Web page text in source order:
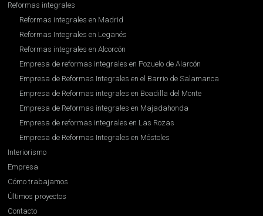
Reformas integrales
Reformas integrales en Madrid
Reformas Integrales en Leganés
Reformas integrales en Alcorcón
Empresa de reformas integrales en Pozuelo de Alarcón
Empresa de Reformas Integrales en el Barrio de Salamanca
Empresa de Reformas integrales en Boadilla del Monte
Empresa de Reformas integrales en Majadahonda
Empresa de reformas integrales en Las Rozas
Empresa de Reformas Integrales en Móstoles
Interiorismo
Empresa
Cómo trabajamos
Últimos proyectos
Contacto